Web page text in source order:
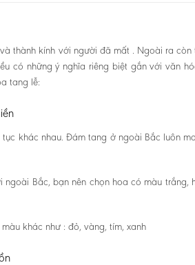
thành kính với người đã mất . Ngoài ra còn
có những ý nghĩa riêng biệt gắn với văn
tang lễ:
khác nhau. Đám tang ở ngoài Bắc luôn
Bắc, bạn nên chọn hoa có màu trắng,
khác như : đỏ, vàng, tím, xanh